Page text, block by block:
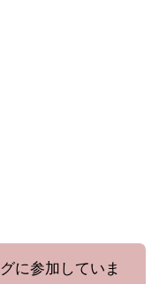
に参加していま